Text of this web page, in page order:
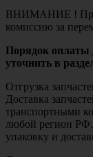
ВНИМАНИЕ ! При
комиссию за
Порядок оплаты
уточнить в
Отгрузка
Доставка
транспортными
любой регион РФ.
упаковку и